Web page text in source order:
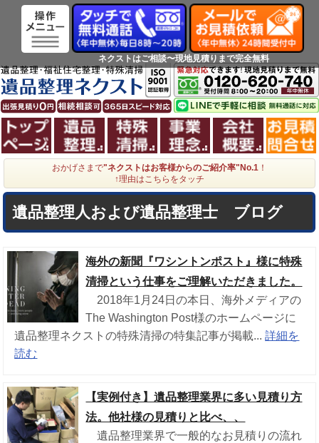
ホーム 遺品整理 特殊清掃 事業理念 会社概
おかげさまで"ネクストはお客様からのご紹介率"No.1 ！
↑理由はこちらをタッチ
遺品整理人および遺品整理士 ブログ
海外の新聞『ワシントンポスト』様に特殊
清掃という仕事をご理解いただきました。
2018年1月24日の本日、海外メディアの
The Washington Post様のホームページに
遺品整理ネクストの特殊清掃の特集記事が掲載...詳細を
読む
【実例付き】遺品整理業界に多い見積り方
法。他社様の見積りと比べ、、
遺品整理業界で一般的なお見積りの流れ
ネクストはご相談〜現地見積りまで完全無料